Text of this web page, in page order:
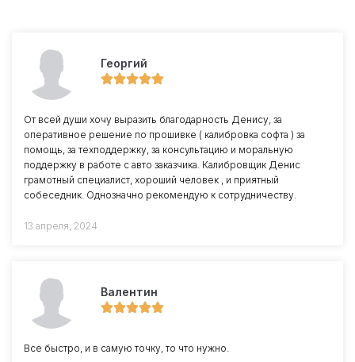
Георгий
От всей души хочу выразить благодарность Денису, за
оперативное решение по прошивке ( калибровка софта ) за
помощь, за техподдержку, за консультацию и моральную
поддержку в работе с авто заказчика. Калибровщик Денис
грамотный специалист, хороший человек , и приятный
собеседник. Однозначно рекомендую к сотрудничеству.
13 апреля, 2024
Валентин
Все быстро, и в самую точку, то что нужно.